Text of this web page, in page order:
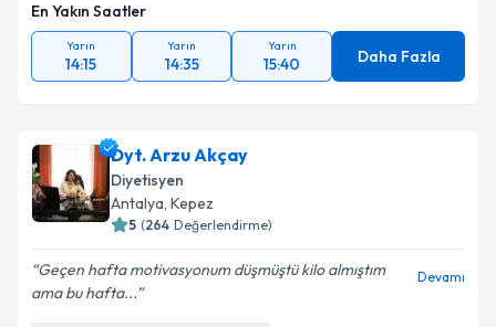
En Yakın Saatler
Yarın
14:15
Yarın
14:35
Yarın
15:40 Daha Fazla
Dyt. Arzu Akçay
Diyetisyen
Antalya, Kepez
5 (264 Değerlendirme)
Geçen hafta motivasyonum düşmüştü kilo almıştım
ama bu hafta...
Devamı